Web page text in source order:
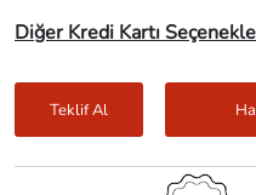
Diğer Kredi Kartı
Teklif Al